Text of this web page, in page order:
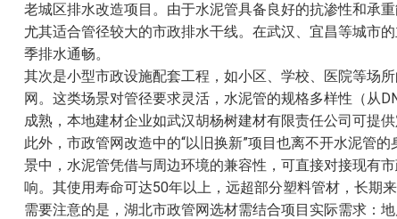
老城区排水改造项目。由于水泥管具备良好的抗渗性和承
尤其适合管径较大的市政排水干线。在武汉、宜昌等城市
季排水通畅。
其次是小型市政设施配套工程，如小区、学校、医院等场
网。这类场景对管径要求灵活，水泥管的规格多样性（从
成熟，本地建材企业如武汉胡杨树建材有限责任公司可提
此外，市政管网改造中的“以旧换新”项目也离不开水泥管
景中，水泥管凭借与周边环境的兼容性，可直接对接现有
响。其使用寿命可达50年以上，远超部分塑料管材，长期
需要注意的是，湖北市政管网选材需结合项目实际需求：